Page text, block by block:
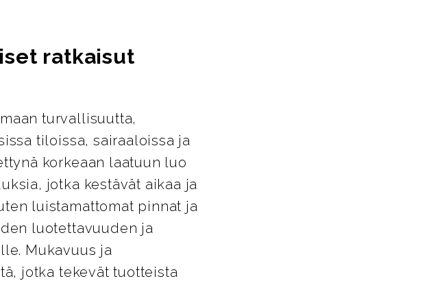
ratkaisut
turvallisuutta,
tiloissa, sairaaloissa ja
korkeaan laatuun luo
jotka kestävät aikaa ja
luistamattomat pinnat ja
luotettavuuden ja
Mukavuus ja
jotka tekevät tuotteista